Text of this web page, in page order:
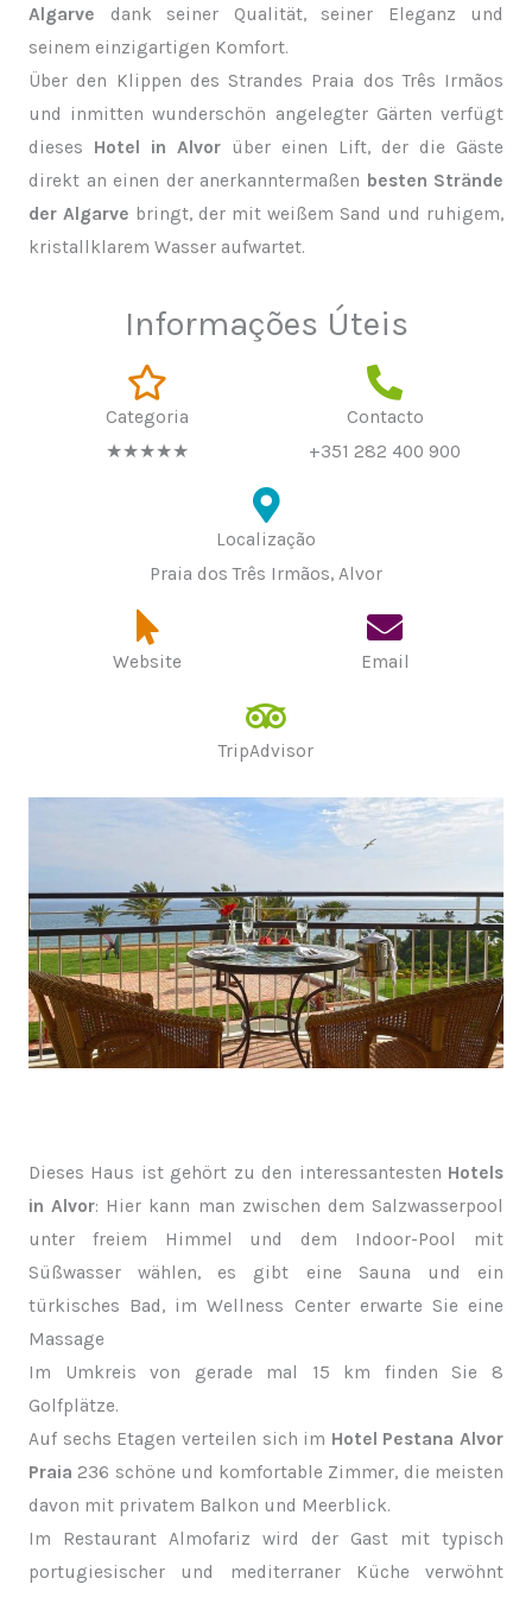
Algarve dank seiner Qualität, seiner Eleganz und
seinem einzigartigen Komfort.
Über den Klippen des Strandes Praia dos Três Irmãos
und inmitten wunderschön angelegter Gärten verfügt
dieses Hotel in Alvor über einen Lift, der die Gäste
direkt an einen der anerkanntermaßen besten Strände
der Algarve bringt, der mit weißem Sand und ruhigem,
kristallklarem Wasser aufwartet.
Informações Úteis
Categoria
★★★★★
Contacto
+351 282 400 900
Localização
Praia dos Três Irmãos, Alvor
Website Email
TripAdvisor
Dieses Haus ist gehört zu den interessantesten Hotels
in Alvor: Hier kann man zwischen dem Salzwasserpool
unter freiem Himmel und dem Indoor-Pool mit
Süßwasser wählen, es gibt eine Sauna und ein
türkisches Bad, im Wellness Center erwarte Sie eine
Massage
Im Umkreis von gerade mal 15 km finden Sie 8
Golfplätze.
Auf sechs Etagen verteilen sich im Hotel Pestana Alvor
Praia 236 schöne und komfortable Zimmer, die meisten
davon mit privatem Balkon und Meerblick.
Im Restaurant Almofariz wird der Gast mit typisch
portugiesischer und mediterraner Küche verwöhnt